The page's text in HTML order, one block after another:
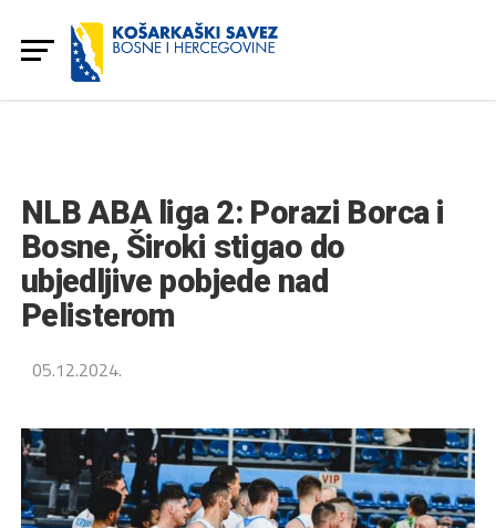
NLB ABA liga 2: Porazi Borca i
Bosne, Široki stigao do
ubjedljive pobjede nad
Pelisterom
05.12.2024.